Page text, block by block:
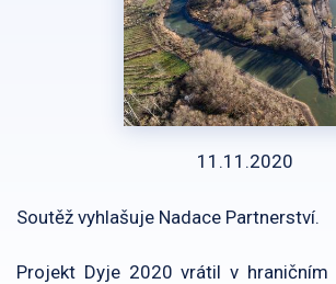
11.11.2020
Soutěž vyhlašuje Nadace Partnerství.
Projekt Dyje 2020 vrátil v hraničním